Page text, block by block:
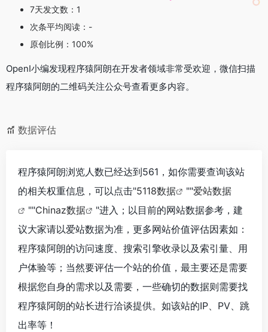
7天发文数：1
次条平均阅读：-
原创比例：100%
OpenI小编发现程序猿阿朗在开发者领域非常受欢迎，微信扫描
程序猿阿朗的二维码关注公众号查看更多内容。
数据评估
程序猿阿朗浏览人数已经达到561，如你需要查询该站
的相关权重信息，可以点击"5118数据 ""爱站数据
""Chinaz数据
"进入；以目前的网站数据参考，建
议大家请以爱站数据为准，更多网站价值评估因素如：
程序猿阿朗的访问速度、搜索引擎收录以及索引量、用
户体验等；当然要评估一个站的价值，最主要还是需要
根据您自身的需求以及需要，一些确切的数据则需要找
程序猿阿朗的站长进行洽谈提供。如该站的IP、PV、跳
出率等！